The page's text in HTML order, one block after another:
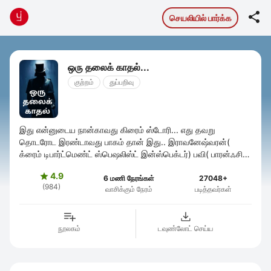
செயலியில் பார்க்க 
ஒரு தலைக் காதல்...
குற்றம் துப்பறிவு
இது என்னுடைய நான்காவது கிரைம் ஸ்டோரி... எது தவறு
தொடரோட இரண்டாவது பாகம் தான் இது.. இராவனேஷ்வரன்(
க்ரைம் டிபார்ட்மெண்ட் ஸ்பெஷலிஸ்ட் இன்ஸ்பெக்டர்) பவி( பாரன்ஃசிக்
4.9
(984)
6 மணி நேரங்கள்
வாசிக்கும் நேரம்
27048+
படித்தவர்கள்
நூலகம் டவுண்லோட் செய்ய